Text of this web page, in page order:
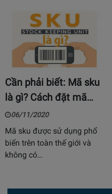
Cần phải biết: Mã sku
là gì? Cách đặt mã…
06/11/2020
Mã sku được sử dụng phổ
biến trên toàn thế giới và
không có…